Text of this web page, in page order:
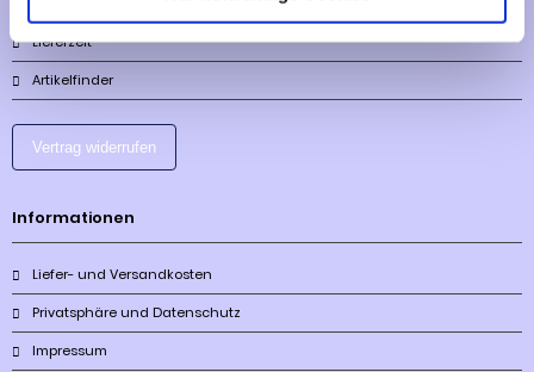
Lieferzeit
Artikelfinder
Vertrag widerrufen
Informationen
Liefer- und Versandkosten
Privatsphäre und Datenschutz
Impressum